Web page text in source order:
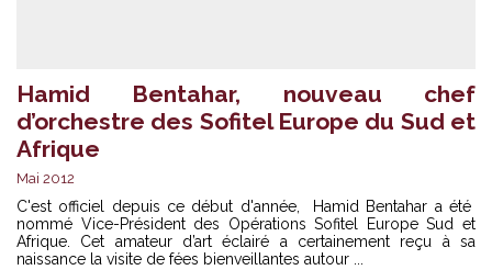
Hamid Bentahar, nouveau chef
d’orchestre des Sofitel Europe du Sud et
Afrique
Mai 2012
C'est officiel depuis ce début d'année, Hamid Bentahar a été
nommé Vice-Président des Opérations Sofitel Europe Sud et
Afrique. Cet amateur d’art éclairé a certainement reçu à sa
naissance la visite de fées bienveillantes autour ...